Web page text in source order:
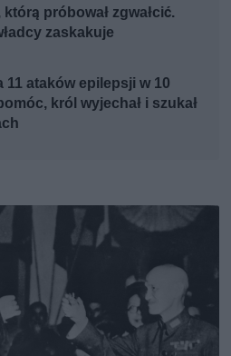
próbował zgwałcić.
zaskakuje
11 ataków epilepsji w 10
król wyjechał i szukał